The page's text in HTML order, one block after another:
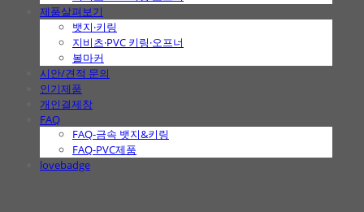
제품살펴보기
뱃지·키링
지비츠·PVC 키링·오프너
볼마커
시안/견적 문의
인기제품
개인결제창
FAQ
FAQ-금속 뱃지&키링
FAQ-PVC제품
lovebadge